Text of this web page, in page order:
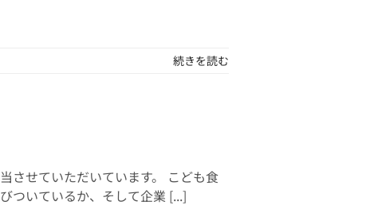
続きを読む
させていただいています。 こども食
ついているか、そして企業 [...]